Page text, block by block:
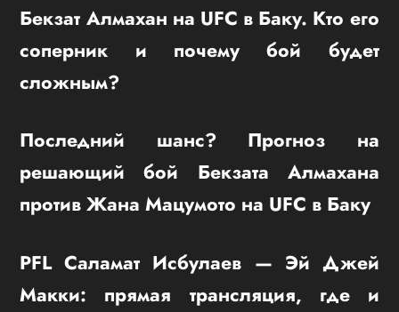
Бекзат Алмахан на UFC в Баку. Кто его
соперник и почему бой будет
сложным?
Последний шанс? Прогноз на
решающий бой Бекзата Алмахана
против Жана Мацумото на UFC в Баку
PFL Саламат Исбулаев — Эй Джей
Макки: прямая трансляция, где и